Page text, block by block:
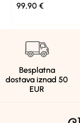
99,90€
Besplatna
dostava iznad 50
EUR